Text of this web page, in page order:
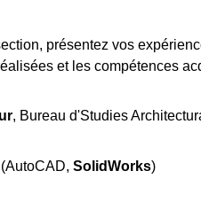
présentez vos
et les compétences
, Bureau d'Studies
SolidWorks)